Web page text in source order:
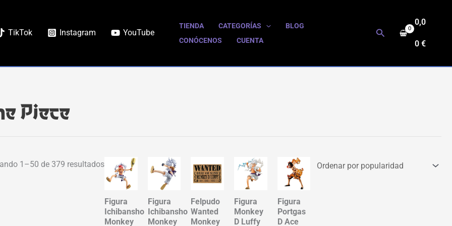
TikTok Instagram YouTube
TIENDA CATEGORÍAS
BLOG
CONÓCENOS
CUENTA
Buscar
0,0
0€
Piece
1–50 de 379 resultados
popularidad
Figura
Ichibansho
Monkey
Figura
Ichibansho
Monkey
Felpudo
Wanted
Monkey
Figura
Monkey
D Luffy
Figura
Portgas
D Ace